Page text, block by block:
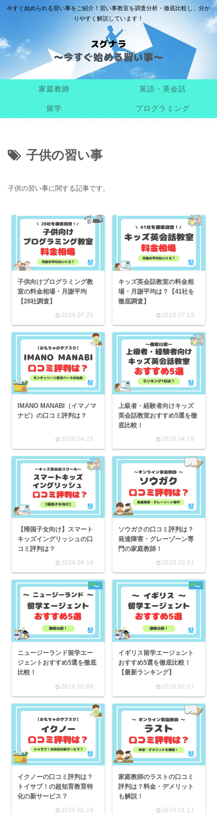
今すぐ始められる習い事をご紹介！習い事教室を調査分析・徹底比較し、分か
りやすく解説しています！
スグナラ
家庭教師 英語・英会話
留学 プログラミング
子供の習い事
子供の習い事に関する記事です。
子供向けプログラミング教
室の料金相場・月謝平均
【28社調査】
2026.07.20
キッズ英会話教室の料金相
場・月謝平均は？【41社を
徹底調査】
2026.07.19
IMANO MANABI（イマノマ
ナビ）の口コミ評判は？
2026.04.25
上級者・経験者向けキッズ
英会話教室おすすめ5選を徹
底比較！
2026.04.19
【帰国子女向け】スマート
キッズイングリッシュの口
コミ評判は？
2026.04.18
ソウガクの口コミ評判は？
発達障害・グレーゾーン専
門の家庭教師！
2026.03.01
ニュージーランド留学エー
ジェントおすすめ5選を徹底
比較！
2026.02.08
イギリス留学エージェント
おすすめ5選を徹底比較！
【最新ランキング】
2026.02.07
イクノーの口コミ評判は？
トイサブ！の超知育教育特
化の新サービス？
2026.01.18
家庭教師のラストの口コミ
評判は？料金・デメリット
も解説！
2026.01.11